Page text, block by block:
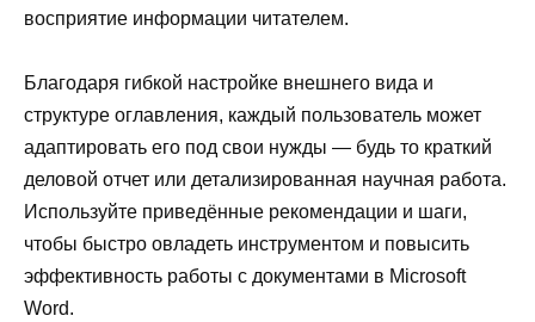
восприятие информации читателем.
Благодаря гибкой настройке внешнего вида и
структуре оглавления, каждый пользователь может
адаптировать его под свои нужды — будь то краткий
деловой отчет или детализированная научная работа.
Используйте приведённые рекомендации и шаги,
чтобы быстро овладеть инструментом и повысить
эффективность работы с документами в Microsoft
Word.